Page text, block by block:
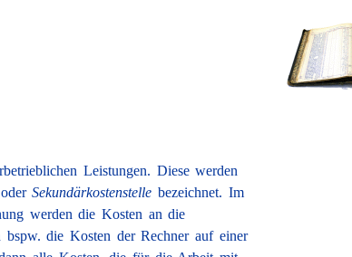
Leistungen. Diese werden
oderSekundärkostenstelle bezeichnet. Im
werden die Kosten an die
bspw. die Kosten der Rechner auf einer